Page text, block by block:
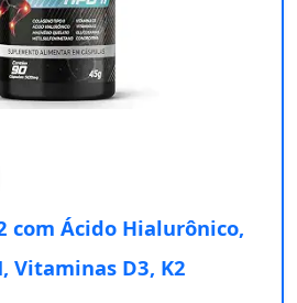
com Ácido Hialurônico,
Vitaminas D3, K2